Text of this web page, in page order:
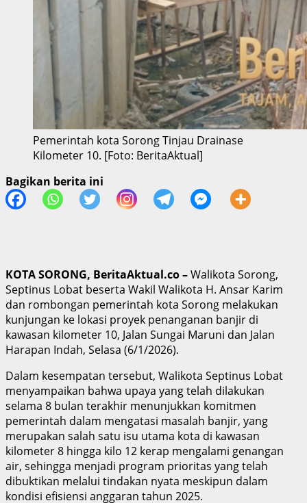
Pemerintah kota Sorong Tinjau Drainase
Kilometer 10. [Foto: BeritaAktual]
Bagikan berita ini
KOTA SORONG, BeritaAktual.co –Walikota Sorong,
Septinus Lobat beserta Wakil Walikota H. Ansar Karim
dan rombongan pemerintah kota Sorong melakukan
kunjungan ke lokasi proyek penanganan banjir di
kawasan kilometer 10, Jalan Sungai Maruni dan Jalan
Harapan Indah, Selasa (6/1/2026).
Dalam kesempatan tersebut, Walikota Septinus Lobat
menyampaikan bahwa upaya yang telah dilakukan
selama 8 bulan terakhir menunjukkan komitmen
pemerintah dalam mengatasi masalah banjir, yang
merupakan salah satu isu utama kota di kawasan
kilometer 8 hingga kilo 12 kerap mengalami genangan
air, sehingga menjadi program prioritas yang telah
dibuktikan melalui tindakan nyata meskipun dalam
kondisi efisiensi anggaran tahun 2025.